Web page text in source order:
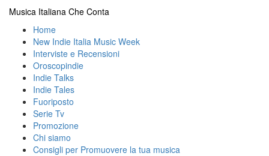
Musica Italiana Che Conta
Primary
Menu
Home
New Indie Italia Music Week
Interviste e Recensioni
Oroscopindie
Indie Talks
Indie Tales
Fuoriposto
Serie Tv
Promozione
Chi siamo
Consigli per Promuovere la tua musica